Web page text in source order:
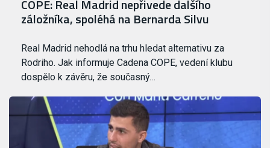
COPE: Real Madrid nepřivede dalšího
záložníka, spoléhá na Bernarda Silvu
Real Madrid nehodlá na trhu hledat alternativu za
Rodriho. Jak informuje Cadena COPE, vedení klubu
dospělo k závěru, že současný…